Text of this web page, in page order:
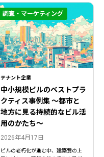
テナント企業
中小規模ビルのベストプラ
クティス事例集 ～都市と
地方に見る持続的なビル活
用のかたち～
2026年4月17日
ビルの老朽化が進む中、建築費の上
調査・マーケティング